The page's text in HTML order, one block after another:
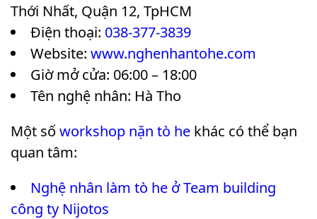
Thới Nhất, Quận 12, TpHCM
Điện thoại: 038-377-3839
Website: www.nghenhantohe.com
Giờ mở cửa: 06:00 – 18:00
Tên nghệ nhân: Hà Tho
Một sốworkshop nặn tò he khác có thể bạn
quan tâm:
Nghệ nhân làm tò he ở Team building
công ty Nijotos